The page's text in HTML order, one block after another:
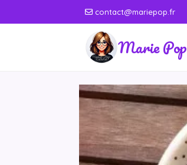
contact@mariepop.fr
Marie Pop